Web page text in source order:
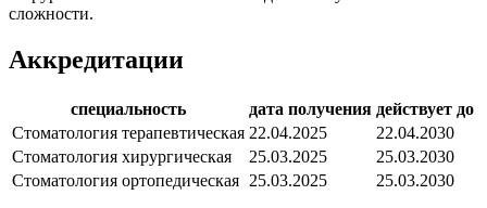
сложности.
Аккредитации
специальность дата получения действует до
Стоматология терапевтическая 22.04.2025
22.04.2030
Стоматология хирургическая
25.03.2025
25.03.2030
Стоматология ортопедическая 25.03.2025 25.03.2030